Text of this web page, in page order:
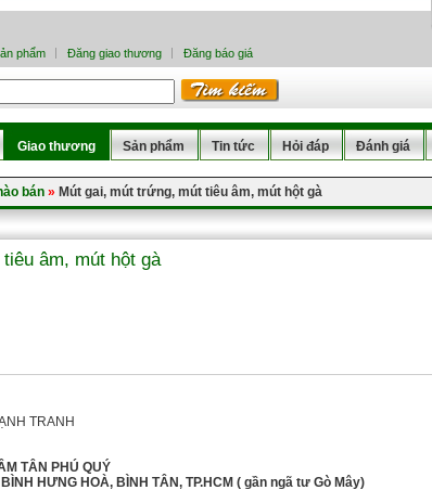
phẩm Đăng giao thương Đăng báo giá
Giao thương Sản phẩm Tin tức Hỏi đáp Đánh giá
bán » Mút gai, mút trứng, mút tiêu âm, mút hột gà
âm, mút hột gà
TRANH
TÂN PHÚ QUÝ
HƯNG HOÀ, BÌNH TÂN, TP.HCM ( gần ngã tư Gò Mây)